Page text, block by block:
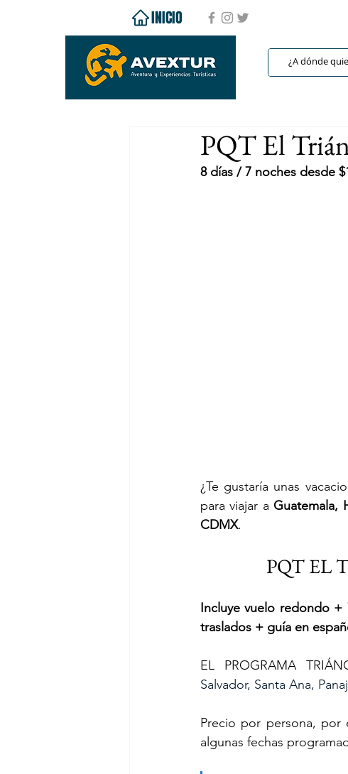
INICIO
PQT El
8 días / 7 noches desde
¿Te gustaría unas
para viajar a Guatemala,
CDMX.
PQT EL
Incluye vuelo redondo +
traslados + guía en
EL PROGRAMA
Salvador, Santa Ana,
Precio por persona, por
algunas fechas